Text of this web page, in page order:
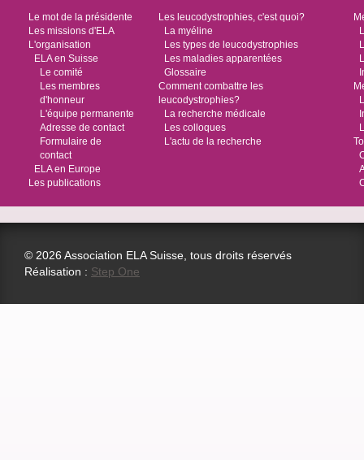
Le mot de la présidente
Les missions d'ELA
L'organisation
ELA en Suisse
Le comité
Les membres
d'honneur
L'équipe permanente
Adresse de contact
Formulaire de
contact
ELA en Europe
Les publications
Les leucodystrophies, c'est quoi?
La myéline
Les types de leucodystrophies
Les maladies apparentées
Glossaire
Comment combattre les
leucodystrophies?
La recherche médicale
Les colloques
L'actu de la recherche
© 2026 Association ELA Suisse, tous droits réservés
Réalisation : Step One